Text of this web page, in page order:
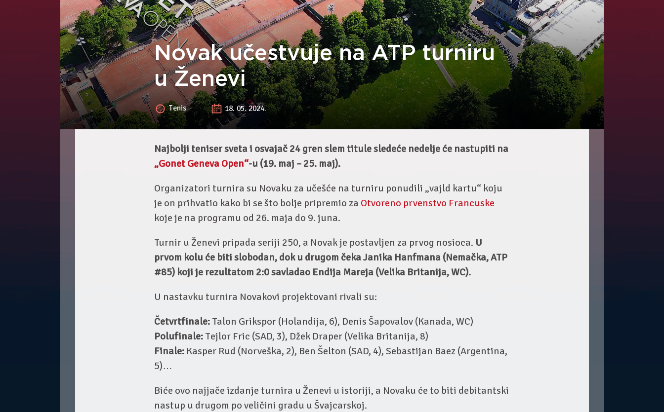
Novak učestvuje na ATP turniru
u Ženevi
Tenis 18. 05. 2024.
Najbolji teniser sveta i osvajač 24 gren slem titule sledeće nedelje će nastupiti na
„Gonet Geneva Open“-u (19. maj – 25. maj).
Organizatori turnira su Novaku za učešće na turniru ponudili „vajld kartu“ koju
je on prihvatio kako bi se što bolje pripremio za Otvoreno prvenstvo Francuske
koje je na programu od 26. maja do 9. juna.
Turnir u Ženevi pripada seriji 250, a Novak je postavljen za prvog nosioca. U
prvom kolu će biti slobodan, dok u drugom čeka Janika Hanfmana (Nemačka, ATP
#85) koji je rezultatom 2:0 savladao Endija Mareja (Velika Britanija, WC).
U nastavku turnira Novakovi projektovani rivali su:
Četvrtfinale: Talon Grikspor (Holandija, 6), Denis Šapovalov (Kanada, WC)
Polufinale: Tejlor Fric (SAD, 3), Džek Draper (Velika Britanija, 8)
Finale: Kasper Rud (Norveška, 2), Ben Šelton (SAD, 4), Sebastijan Baez (Argentina,
5)…
Biće ovo najjače izdanje turnira u Ženevi u istoriji, a Novaku će to biti debitantski
nastup u drugom po veličini gradu u Švajcarskoj.